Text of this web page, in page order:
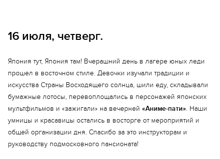
16 июля, четверг.
Япония тут, Япония там! Вчерашний день в лагере юных леди
прошел в восточном стиле. Девочки изучали традиции и
искусства Страны Восходящего солнца, шили еду, складывали
бумажные лотосы, перевоплощались в персонажей японских
мультфильмов и «зажигали» на вечерней «Аниме-пати». Наши
умницы и красавицы остались в восторге от мероприятий и
общей организации дня. Спасибо за это инструкторам и
руководству подмосковного пансионата!